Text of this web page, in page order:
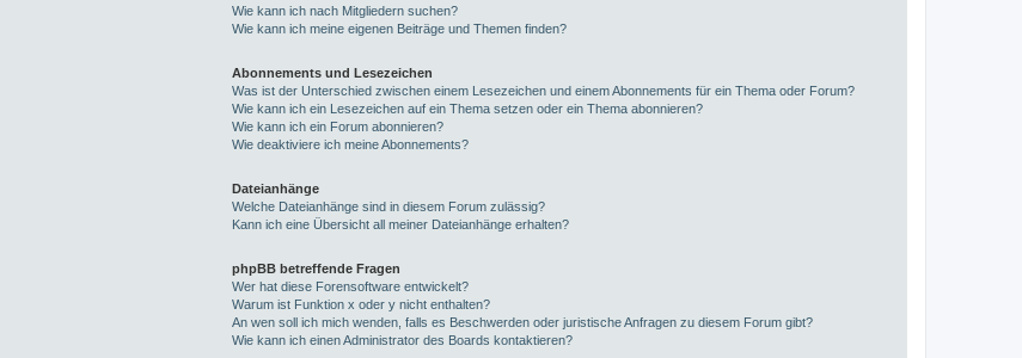
Wie kann ich nach Mitgliedern suchen?
Wie kann ich meine eigenen Beiträge und Themen finden?
Abonnements und Lesezeichen
Was ist der Unterschied zwischen einem Lesezeichen und einem Abonnements für ein Thema oder Forum?
Wie kann ich ein Lesezeichen auf ein Thema setzen oder ein Thema abonnieren?
Wie kann ich ein Forum abonnieren?
Wie deaktiviere ich meine Abonnements?
Dateianhänge
Welche Dateianhänge sind in diesem Forum zulässig?
Kann ich eine Übersicht all meiner Dateianhänge erhalten?
phpBB betreffende Fragen
Wer hat diese Forensoftware entwickelt?
Warum ist Funktion x oder y nicht enthalten?
An wen soll ich mich wenden, falls es Beschwerden oder juristische Anfragen zu diesem Forum gibt?
Wie kann ich einen Administrator des Boards kontaktieren?